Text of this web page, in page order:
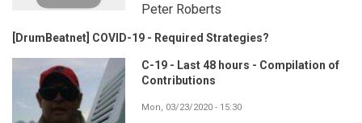
Peter Roberts
[DrumBeatnet] COVID-19 - Required Strategies?
C-19 - Last 48 hours - Compilation of
Contributions
Mon, 03/23/2020 - 15:30